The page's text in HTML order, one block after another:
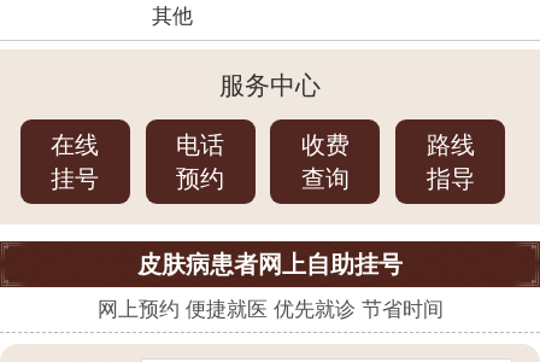
其他
服务中心
在线
挂号
电话
预约
收费
查询
路线
指导
皮肤病患者网上自助挂号
网上预约 便捷就医 优先就诊 节省时间